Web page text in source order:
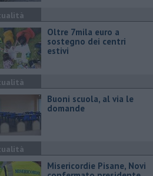
Oltre 7mila euro a
sostegno dei centri
estivi
Buoni scuola, al via le
domande
Misericordie Pisane, Novi